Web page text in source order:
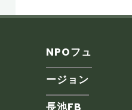
NPOフュ
ージョン